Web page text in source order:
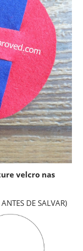
velcro nas
DE SALVAR)